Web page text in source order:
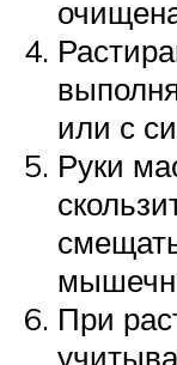
или с
Руки
При